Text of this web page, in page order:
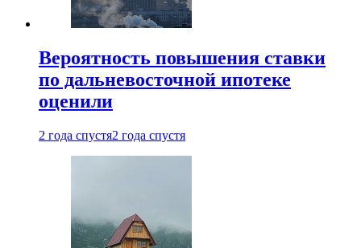
Вероятность повышения ставки
по дальневосточной ипотеке
оценили
2 года спустя2 года спустя